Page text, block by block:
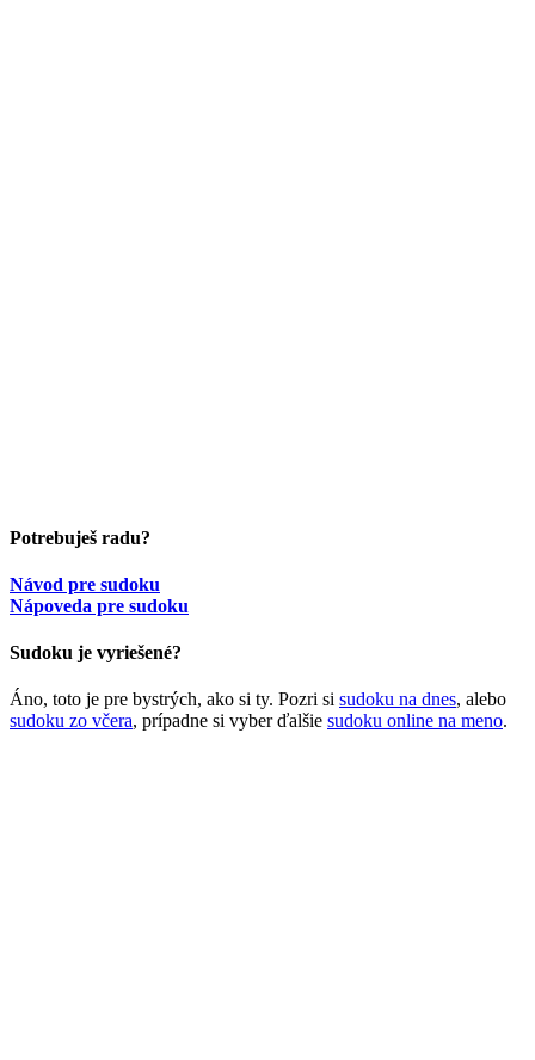
Potrebuješ radu?
Návod pre sudoku
Nápoveda pre sudoku
Sudoku je vyriešené?
Áno, toto je pre bystrých, ako si ty. Pozri si sudoku na dnes, alebo
sudoku zo včera, prípadne si vyber ďalšie sudoku online na meno.